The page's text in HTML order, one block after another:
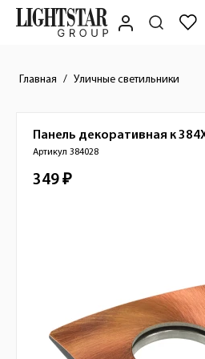
Главная Уличные светильники
Краткое описание
Панель декоративная к
Артикул 384028
Стоимость товара
349 ₽